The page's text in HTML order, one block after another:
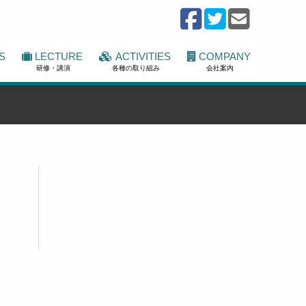
LECTURE
研修・講演
ACTIVITIES
各種の取り組み
COMPANY
会社案内